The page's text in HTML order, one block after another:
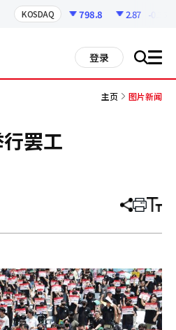
KOSDAQ 798.8 2.87 -0.36%
登录 搜 all
主页 图片新闻
罢工
分
章
打 调
小